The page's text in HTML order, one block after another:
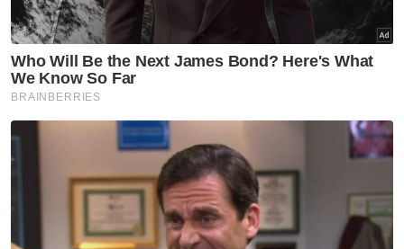
institusi pengajian tinggi termasuk Universiti
Widyatama, Universiti Pasundan dan
Gabungan BEM Nusantara dijadual
berhimpun di bangunan Dewan Perwakilan
Rakyat Daerah (DPRD) Jawa Barat serta
pejabat Bank Indonesia wilayah Jawa Barat.
Artikel Berkaitan:
Penganalisis saran Prabowo 'berehat' daripada
berucap redakan kemarahan rakyat